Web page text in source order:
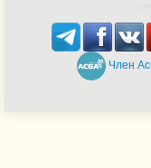
Член